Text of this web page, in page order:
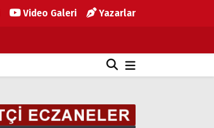
Video Galeri Yazarlar